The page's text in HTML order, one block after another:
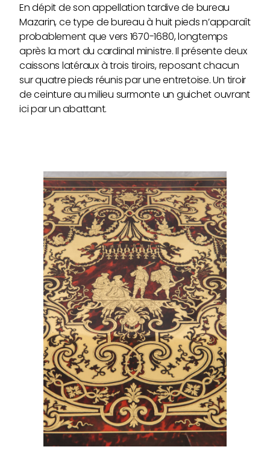
En dépit de son appellation tardive de bureau
Mazarin, ce type de bureau à huit pieds n’apparaît
probablement que vers 1670-1680, longtemps
après la mort du cardinal ministre. Il présente deux
caissons latéraux à trois tiroirs, reposant chacun
sur quatre pieds réunis par une entretoise. Un tiroir
de ceinture au milieu surmonte un guichet ouvrant
ici par un abattant.